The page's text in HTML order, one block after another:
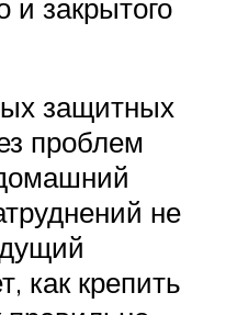
и закрытого
защитных
проблем
не
как крепить